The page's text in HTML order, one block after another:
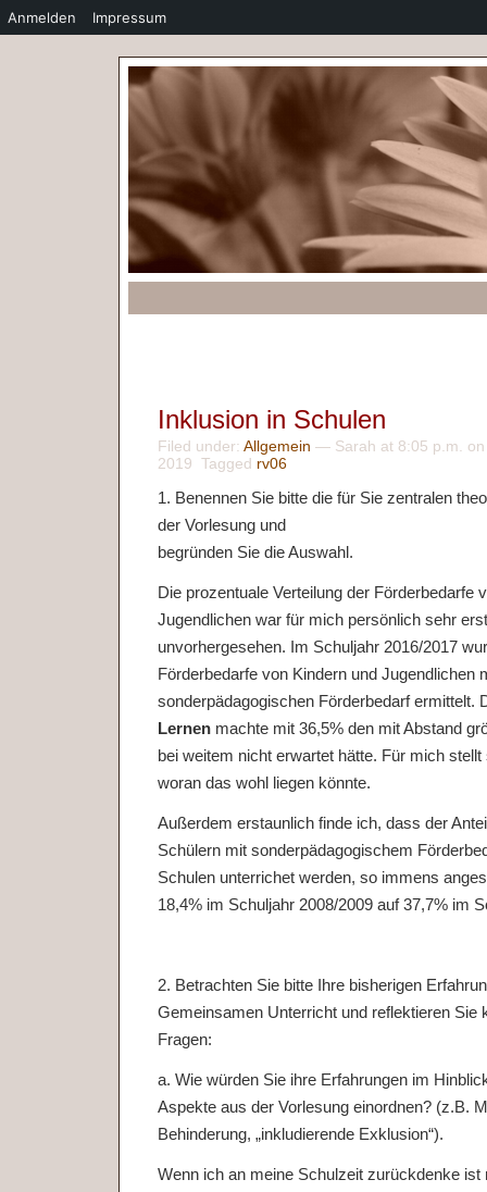
Inklusion in Schulen
Filed under: Allgemein — Sarah at 8:05 p.m.
2019 Tagged rv06
1. Benennen Sie bitte die für Sie zentralen
der Vorlesung und
begründen Sie die Auswahl.
Die prozentuale Verteilung der Förderbedarfe
Jugendlichen war für mich persönlich sehr
unvorhergesehen. Im Schuljahr 2016/2017
Förderbedarfe von Kindern und Jugendlichen
sonderpädagogischen Förderbedarf ermittelt.
Lernen machte mit 36,5% den mit Abstand
bei weitem nicht erwartet hätte. Für mich
woran das wohl liegen könnte.
Außerdem erstaunlich finde ich, dass der
Schülern mit sonderpädagogischem
Schulen unterrichet werden, so immens
18,4% im Schuljahr 2008/2009 auf 37,7% im
2. Betrachten Sie bitte Ihre bisherigen
Gemeinsamen Unterricht und reflektieren Sie
Fragen:
a. Wie würden Sie ihre Erfahrungen im
Aspekte aus der Vorlesung einordnen? (z.B.
Behinderung, „inkludierende Exklusion“).
Wenn ich an meine Schulzeit zurückdenke ist
Anmelden Impressum